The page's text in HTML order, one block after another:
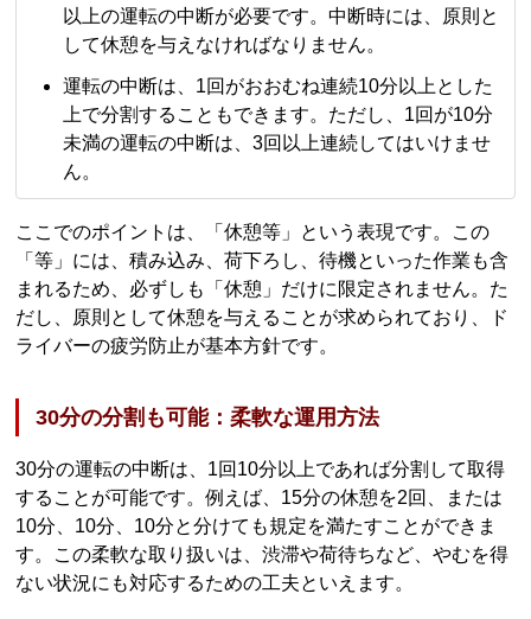
以上の運転の中断が必要です。中断時には、原則と
して休憩を与えなければなりません。
運転の中断は、1回がおおむね連続10分以上とした
上で分割することもできます。ただし、1回が10分
未満の運転の中断は、3回以上連続してはいけませ
ん。
ここでのポイントは、「休憩等」という表現です。この
「等」には、積み込み、荷下ろし、待機といった作業も含
まれるため、必ずしも「休憩」だけに限定されません。た
だし、原則として休憩を与えることが求められており、ド
ライバーの疲労防止が基本方針です。
30分の分割も可能：柔軟な運用方法
30分の運転の中断は、1回10分以上であれば分割して取得
することが可能です。例えば、15分の休憩を2回、または
10分、10分、10分と分けても規定を満たすことができま
す。この柔軟な取り扱いは、渋滞や荷待ちなど、やむを得
ない状況にも対応するための工夫といえます。